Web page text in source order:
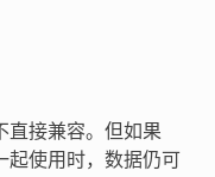
直接兼容。但如果
起使用时，数据仍可